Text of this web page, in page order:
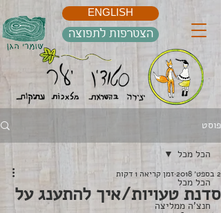
הצטרפות לתפוצה
ENGLISH
פוסט
הכל מכל
חנצ'ה ממליצה
הכל מכל
סדנת טעויות/איך להתענג על
2 בספט׳ 2018 זמן קריאה 1 דקות